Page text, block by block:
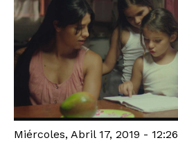
Miércoles, Abril 17, 2019 - 12:26